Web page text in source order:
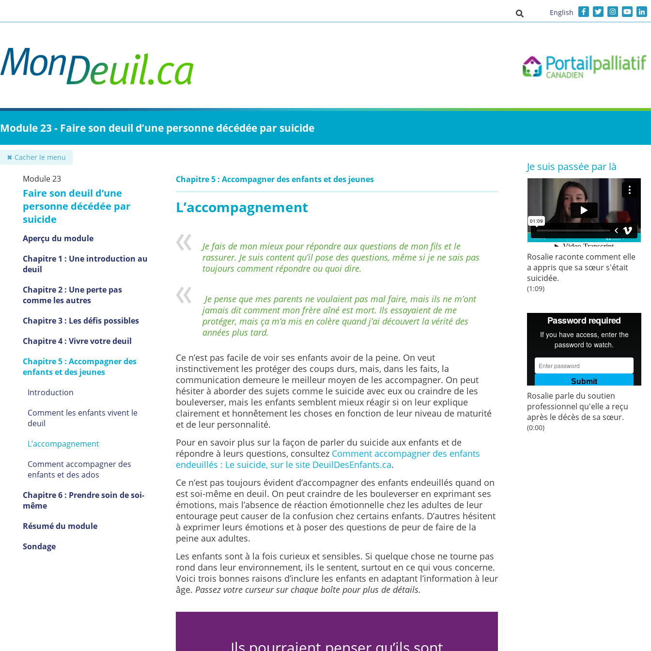
contenu
Activer/désactiver la saisie de
English
Module 23 - Faire son deuil d’une personne décédée par suicide
✖ Cacher le menu
Module 23
Faire son deuil d’une
personne décédée par
suicide
Aperçu du module
Chapitre 1 : Une introduction au
deuil
Chapitre 2 : Une perte pas
comme les autres
Chapitre 3 : Les défis possibles
Chapitre 4 : Vivre votre deuil
Chapitre 5 : Accompagner des
enfants et des jeunes
Introduction
Comment les enfants vivent le
deuil
L’accompagnement
Comment accompagner des
enfants et des ados
Chapitre 6 : Prendre soin de soi-
même
Résumé du module
Sondage
Chapitre 5 : Accompagner des enfants et des jeunes
L’accompagnement
Je fais de mon mieux pour répondre aux questions de mon fils et le
rassurer. Je suis content qu’il pose des questions, même si je ne sais pas
toujours comment répondre ou quoi dire.
Je pense que mes parents ne voulaient pas mal faire, mais ils ne m’ont
jamais dit comment mon frère aîné est mort. Ils essayaient de me
protéger, mais ça m’a mis en colère quand j’ai découvert la vérité des
années plus tard.
Ce n’est pas facile de voir ses enfants avoir de la peine. On veut
instinctivement les protéger des coups durs, mais, dans les faits, la
communication demeure le meilleur moyen de les accompagner. On peut
hésiter à aborder des sujets comme le suicide avec eux ou craindre de les
bouleverser, mais les enfants semblent mieux réagir si on leur explique
clairement et honnêtement les choses en fonction de leur niveau de maturité
et de leur personnalité.
Pour en savoir plus sur la façon de parler du suicide aux enfants et de
répondre à leurs questions, consultez Comment accompagner des enfants
endeuillés : Le suicide, sur le site DeuilDesEnfants.ca.
Ce n’est pas toujours évident d’accompagner des enfants endeuillés quand on
est soi-même en deuil. On peut craindre de les bouleverser en exprimant ses
émotions, mais l’absence de réaction émotionnelle chez les adultes de leur
entourage peut causer de la confusion chez certains enfants. D’autres hésitent
à exprimer leurs émotions et à poser des questions de peur de faire de la
peine aux adultes.
Les enfants sont à la fois curieux et sensibles. Si quelque chose ne tourne pas
rond dans leur environnement, ils le sentent, surtout en ce qui vous concerne.
Voici trois bonnes raisons d’inclure les enfants en adaptant l’information à leur
âge. Passez votre curseur sur chaque boîte pour plus de détails.
Je suis passée par là
Rosalie raconte comment elle
a appris que sa sœur s'était
suicidée.
(1:09)
Rosalie parle du soutien
professionnel qu'elle a reçu
après le décès de sa sœur.
(0:00)